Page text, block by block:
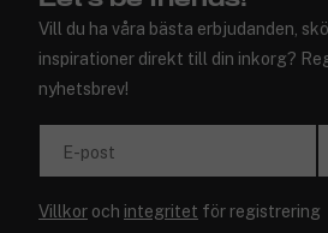
Vill du ha våra bästa erbjudanden,
inspirationer direkt till din inkorg?
nyhetsbrev!
E-post
Villkor och integritet för registrering